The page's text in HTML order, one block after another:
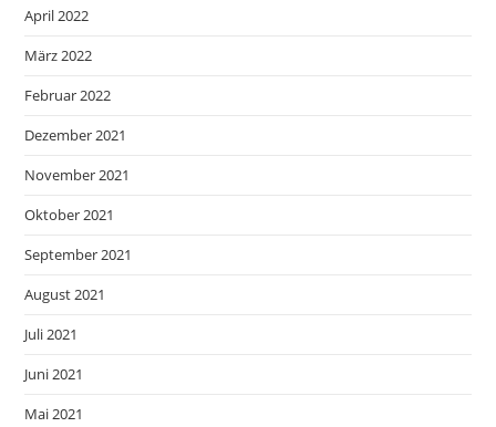
April 2022
März 2022
Februar 2022
Dezember 2021
November 2021
Oktober 2021
September 2021
August 2021
Juli 2021
Juni 2021
Mai 2021